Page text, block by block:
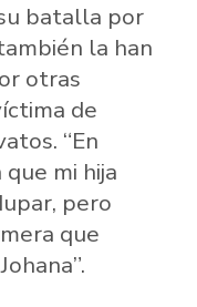
batalla por
la han
otras
de
“En
mi hija
pero
que